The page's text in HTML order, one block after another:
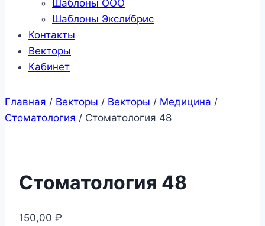
Шаблоны ООО
Шаблоны Эксли́брис
Контакты
Векторы
Кабинет
Главная / Векторы / Векторы / Медицина /
Стоматология / Стоматология 48
Стоматология 48
150,00 ₽